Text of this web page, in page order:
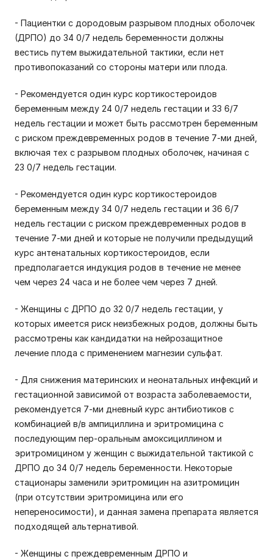
- Пациентки с дородовым разрывом плодных оболочек
(ДРПО) до 34 0/7 недель беременности должны
вестись путем выжидательной тактики, если нет
противопоказаний со стороны матери или плода.
- Рекомендуется один курс кортикостероидов
беременным между 24 0/7 недель гестации и 33 6/7
недель гестации и может быть рассмотрен беременным
с риском преждевременных родов в течение 7-ми дней,
включая тех с разрывом плодных оболочек, начиная с
23 0/7 недель гестации.
- Рекомендуется один курс кортикостероидов
беременным между 34 0/7 недель гестации и 36 6/7
недель гестации с риском преждевременных родов в
течение 7-ми дней и которые не получили предыдущий
курс антенатальных кортикостероидов, если
предполагается индукция родов в течение не менее
чем через 24 часа и не более чем через 7 дней.
- Женщины с ДРПО до 32 0/7 недель гестации, у
которых имеется риск неизбежных родов, должны быть
рассмотрены как кандидатки на нейрозащитное
лечение плода с применением магнезии сульфат.
- Для снижения материнских и неонатальных инфекций и
гестационной зависимой от возраста заболеваемости,
рекомендуется 7-ми дневный курс антибиотиков с
комбинацией в/в ампициллина и эритромицина с
последующим пер-оральным амоксициллином и
эритромицином у женщин с выжидательной тактикой с
ДРПО до 34 0/7 недель беременности. Некоторые
стационары заменили эритромицин на азитромицин
(при отсутствии эритромицина или его
непереносимости), и данная замена препарата является
подходящей альтернативой.
- Женщины с преждевременным ДРПО и